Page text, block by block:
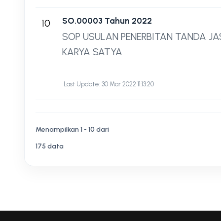
10 SO.00003 Tahun 2022
SOP USULAN PENERBITAN TANDA
KARYA SATYA
Last Update: 30 Mar 2022 11:13:20
Menampilkan 1 - 10 dari
175 data